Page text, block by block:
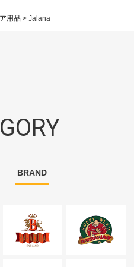
用品 Jalana
BRAND